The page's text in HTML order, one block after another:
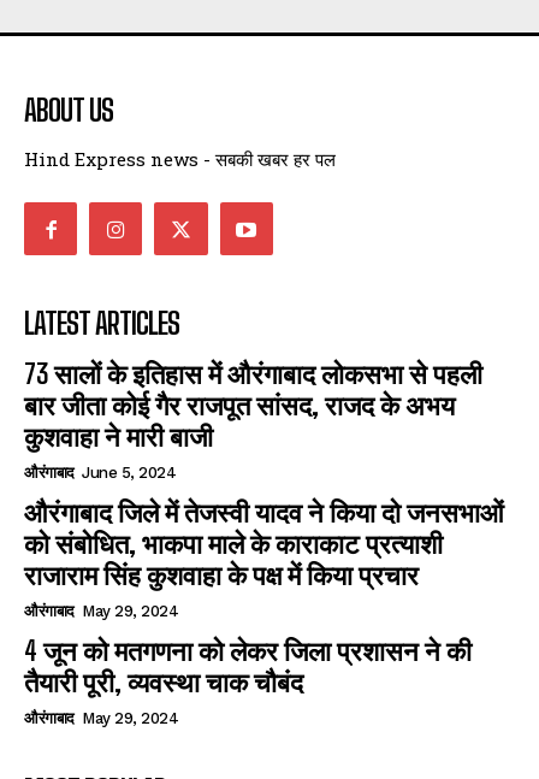
ABOUT US
Hind Express news - सबकी खबर हर पल
LATEST ARTICLES
73 सालों के इतिहास में औरंगाबाद लोकसभा से पहली
बार जीता कोई गैर राजपूत सांसद, राजद के अभय
कुशवाहा ने मारी बाजी
औरंगाबाद June 5, 2024
औरंगाबाद जिले में तेजस्वी यादव ने किया दो जनसभाओं
को संबोधित, भाकपा माले के काराकाट प्रत्याशी
राजाराम सिंह कुशवाहा के पक्ष में किया प्रचार
औरंगाबाद May 29, 2024
4 जून को मतगणना को लेकर जिला प्रशासन ने की
तैयारी पूरी, व्यवस्था चाक चौबंद
औरंगाबाद May 29, 2024